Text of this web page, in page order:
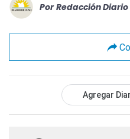
Por Redacción
Agregar